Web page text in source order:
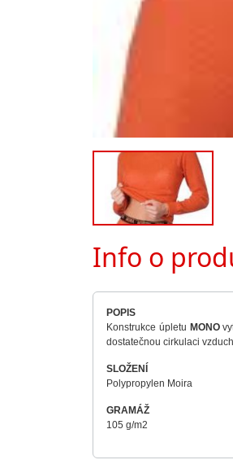
Info o
POPIS
Konstrukce úpletu MONO
dostatečnou cirkulaci
SLOŽENÍ
Polypropylen Moira
GRAMÁŽ
105 g/m2